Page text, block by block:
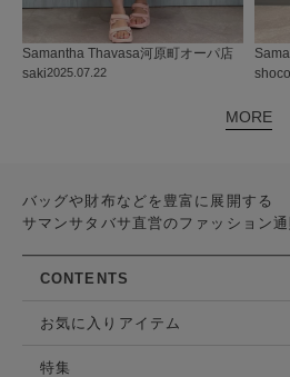
2025.07.22
Samantha Thavasa河原町オーパ店
saki
shoco
MORE
バッグや財布などを豊富に展開する
サマンサタバサ直営のファッション通
CONTENTS
お気に入りアイテム
特集